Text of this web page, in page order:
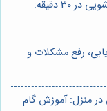
⭐️ آموزش گام به گام تعمیر ماشین لباسشویی در 30 دقیقه:
رفع مشکلات و
در منزل: آموزش گام